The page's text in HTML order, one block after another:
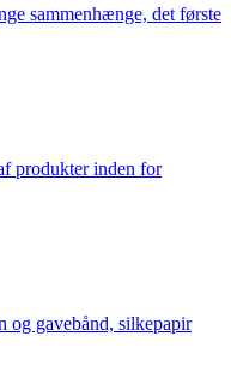
sammenhænge, det første
produkter inden for
og gavebånd, silkepapir